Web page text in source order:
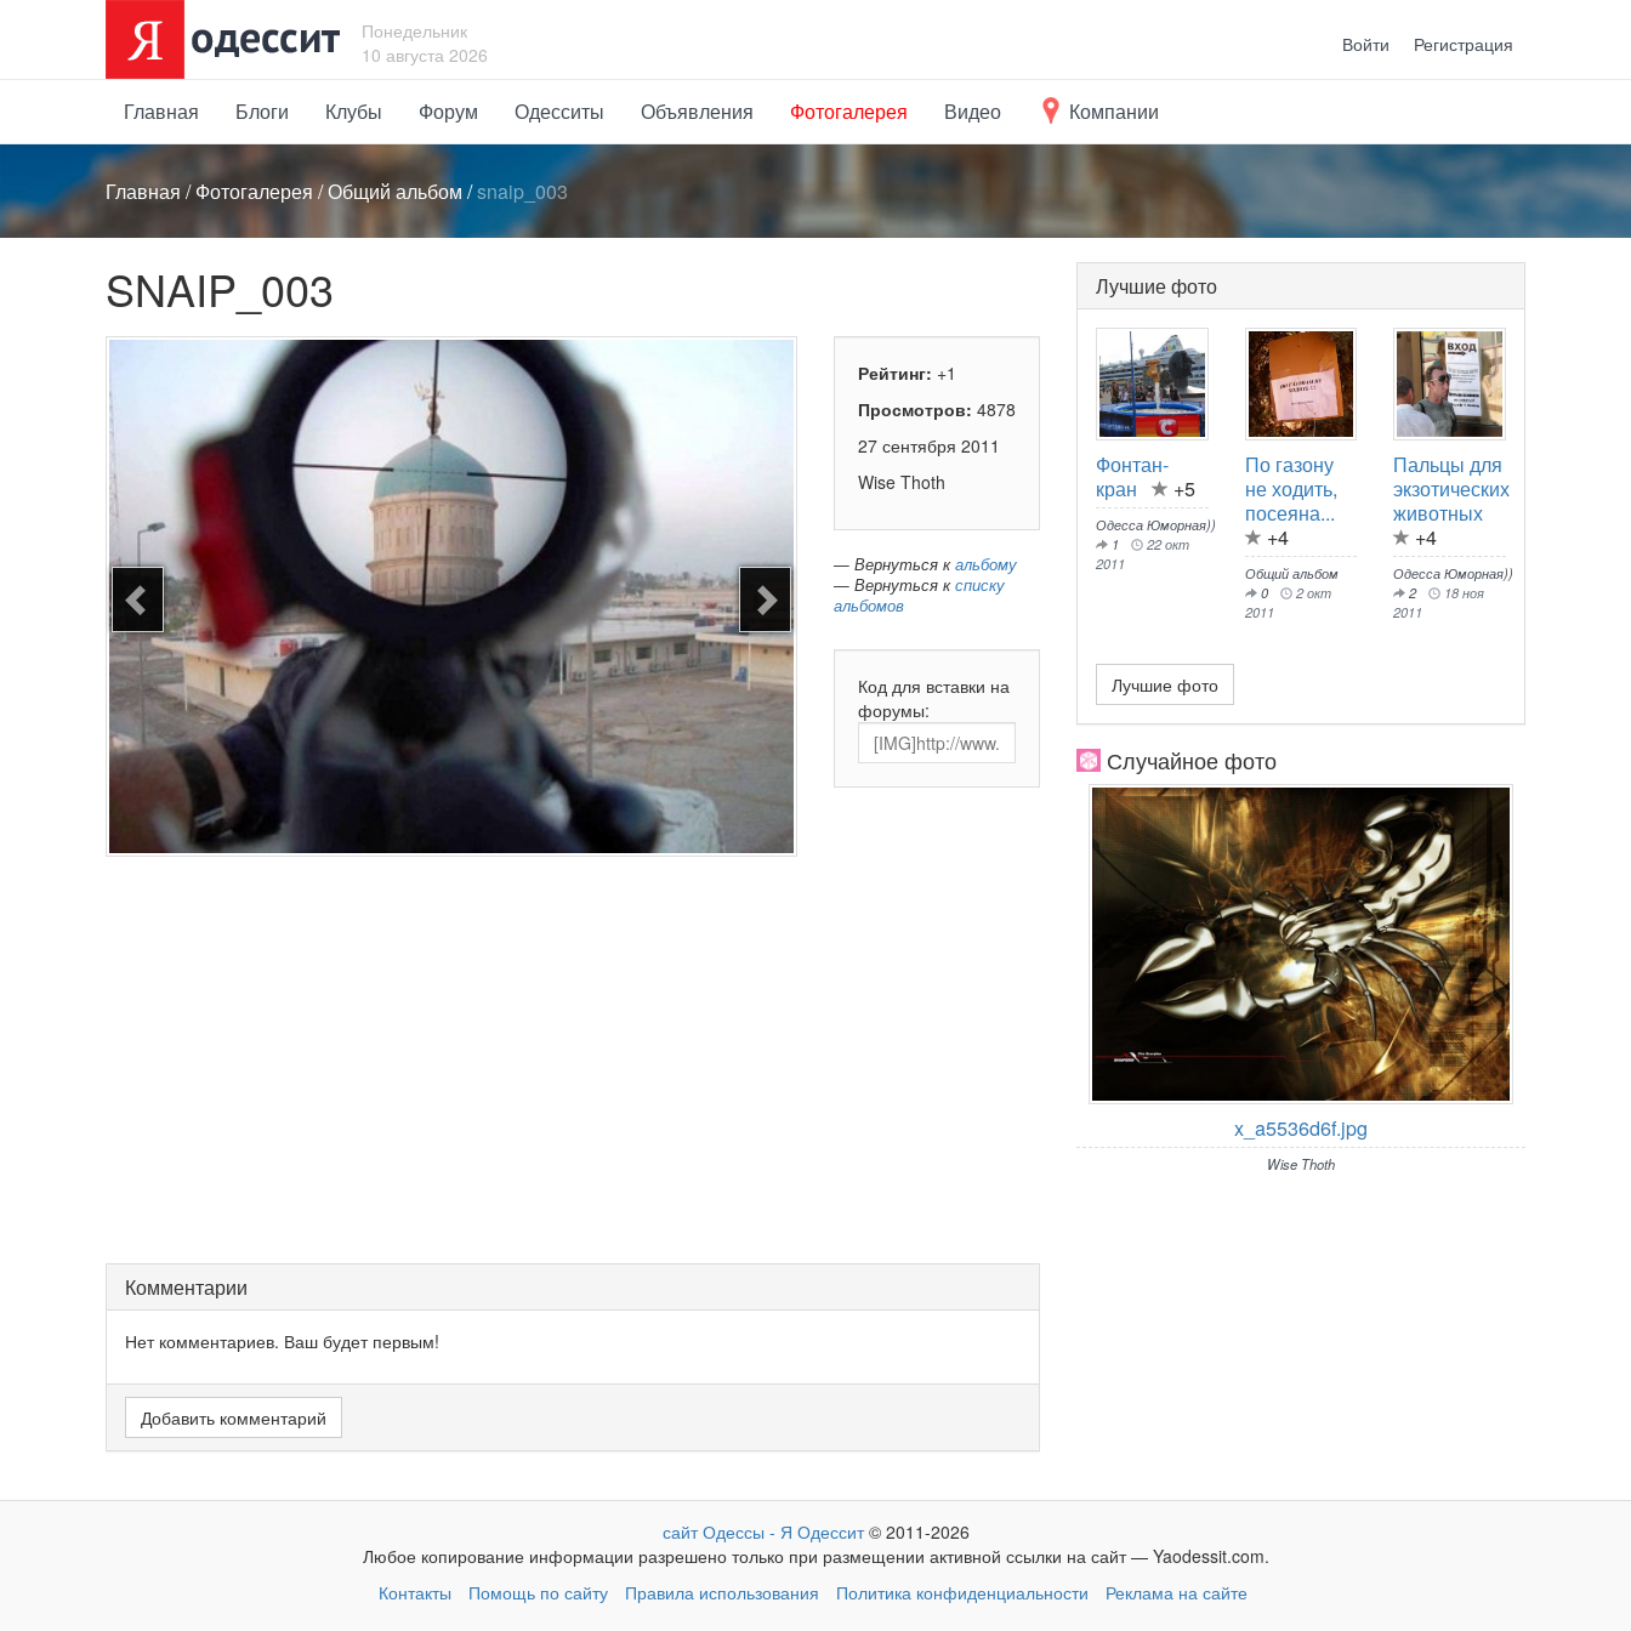
Понедельник
10 августа 2026
Войти Регистрация
Главная Блоги Клубы Форум Одесситы Объявления Фотогалерея Видео Компании
Главная /Фотогалерея/Общий альбом/snaip_003
SNAIP_003
Рейтинг: +1
Просмотров: 4878
27 сентября 2011
Wise Thoth
— Вернуться кальбому
— Вернуться ксписку
альбомов
Код для вставки на
форумы:
Комментарии
Нет комментариев. Ваш будет первым!
Добавить комментарий
Лучшие фото
Фонтан-
кран
+5
Одесса Юморная))
1
22 окт
2011
По газону
не ходить,
посеяна...
+4
Общий альбом
0
2 окт
2011
Пальцы для
экзотических
животных
+4
Одесса Юморная))
2
18 ноя
2011
Лучшие фото
Случайное фото
x_a5536d6f.jpg
Wise Thoth
сайт Одессы - Я Одессит© 2011-2026
Любое копирование информации разрешено только при размещении активной ссылки на сайт — Yaodessit.com.
Контакты
Помощь по сайту Правила использования Политика конфиденциальности Реклама на сайте